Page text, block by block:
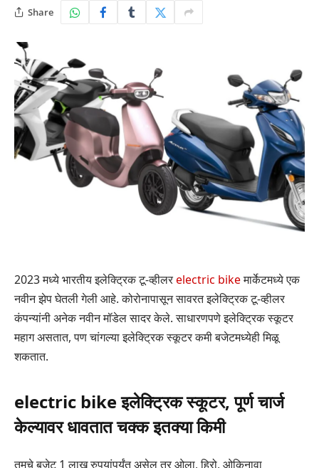
Share
2023 मध्ये भारतीय इलेक्ट्रिक टू-व्हीलरelectric bikeमार्केटमध्ये एक
नवीन झेप घेतली गेली आहे. कोरोनापासून सावरत इलेक्ट्रिक टू-व्हीलर
कंपन्यांनी अनेक नवीन मॉडेल सादर केले. साधारणपणे इलेक्ट्रिक स्कूटर
महाग असतात, पण चांगल्या इलेक्ट्रिक स्कूटर कमी बजेटमध्येही मिळू
शकतात.
electric bike इलेक्ट्रिक स्कूटर, पूर्ण चार्ज
केल्यावर धावतात चक्क इतक्या किमी
तुमचे बजेट 1 लाख रुपयांपर्यंत असेल तर ओला, हिरो, ओकिनावा